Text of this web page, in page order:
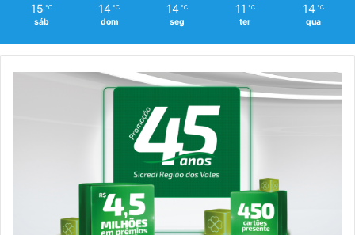
15 ℃
sáb
14 ℃
dom
14 ℃
seg
11 ℃
ter
14 ℃
qua